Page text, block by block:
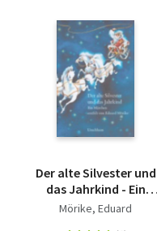
Der alte Silvester und
das Jahrkind - Ein
Märchen
Mörike, Eduard